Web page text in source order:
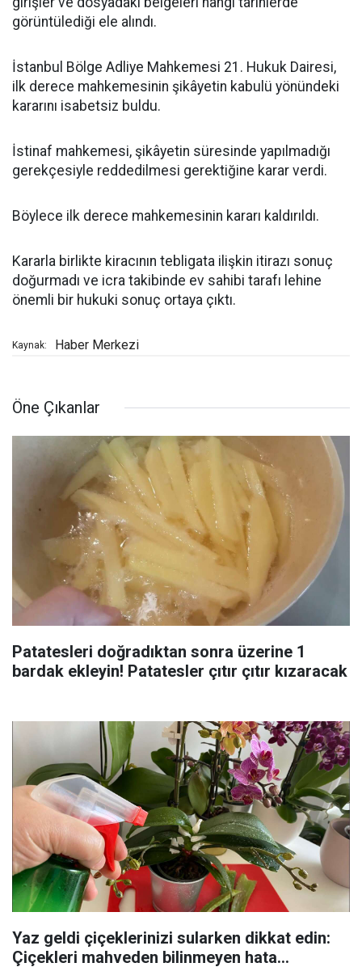
görüntülediği ele alındı.
İstanbul Bölge Adliye Mahkemesi 21. Hukuk Dairesi,
ilk derece mahkemesinin şikâyetin kabulü yönündeki
kararını isabetsiz buldu.
İstinaf mahkemesi, şikâyetin süresinde yapılmadığı
gerekçesiyle reddedilmesi gerektiğine karar verdi.
Böylece ilk derece mahkemesinin kararı kaldırıldı.
Kararla birlikte kiracının tebligata ilişkin itirazı sonuç
doğurmadı ve icra takibinde ev sahibi tarafı lehine
önemli bir hukuki sonuç ortaya çıktı.
Kaynak: Haber Merkezi
Öne Çıkanlar
Patatesleri doğradıktan sonra üzerine 1
bardak ekleyin! Patatesler çıtır çıtır kızaracak
Yaz geldi çiçeklerinizi sularken dikkat edin:
Çiçekleri mahveden bilinmeyen hata...